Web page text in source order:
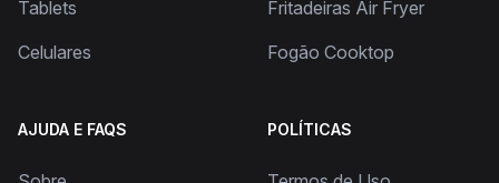
Tablets
Celulares
Fritadeiras Air Fryer
Fogão Cooktop
AJUDA E FAQS POLÍTICAS